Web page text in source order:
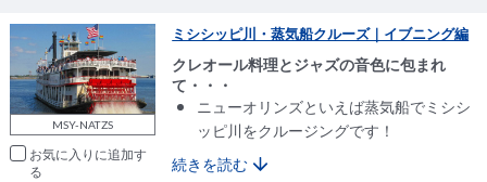
MSY-NATZS
お気に入りに追加
ミシシッピ川・蒸気船クルーズ｜イブニング編
クレオール料理とジャズの音色に包まれ
て・・・
ニューオリンズといえば蒸気船でミシシ
ッピ川をクルージングです！
続きを読む